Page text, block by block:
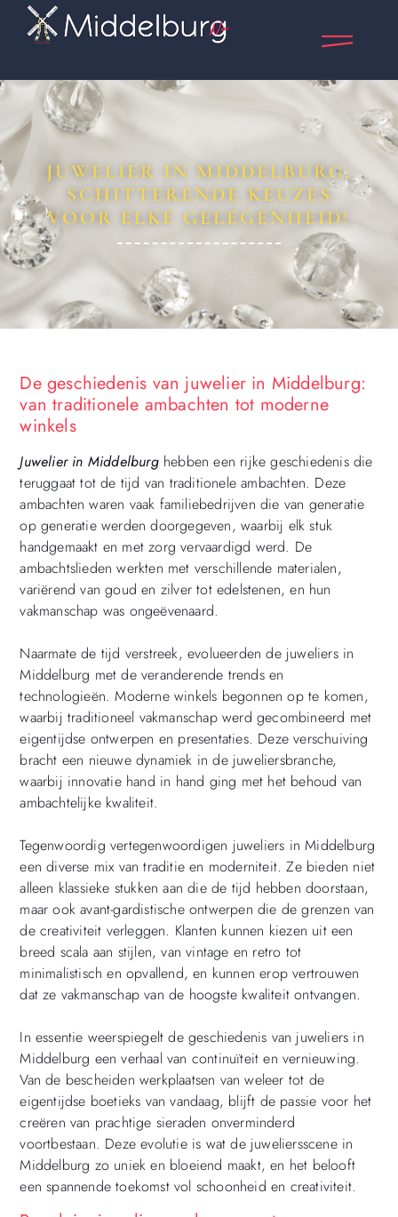
JUWELIER IN MIDDELBURG:
SCHITTERENDE KEUZES
VOOR ELKE GELEGENHEID!
De geschiedenis van juwelier in Middelburg:
van traditionele ambachten tot moderne
winkels
Juwelier in Middelburghebben een rijke geschiedenis die
teruggaat tot de tijd van traditionele ambachten. Deze
ambachten waren vaak familiebedrijven die van generatie
op generatie werden doorgegeven, waarbij elk stuk
handgemaakt en met zorg vervaardigd werd. De
ambachtslieden werkten met verschillende materialen,
variërend van goud en zilver tot edelstenen, en hun
vakmanschap was ongeëvenaard.
Naarmate de tijd verstreek, evolueerden de juweliers in
Middelburg met de veranderende trends en
technologieën. Moderne winkels begonnen op te komen,
waarbij traditioneel vakmanschap werd gecombineerd met
eigentijdse ontwerpen en presentaties. Deze verschuiving
bracht een nieuwe dynamiek in de juweliersbranche,
waarbij innovatie hand in hand ging met het behoud van
ambachtelijke kwaliteit.
Tegenwoordig vertegenwoordigen juweliers in Middelburg
een diverse mix van traditie en moderniteit. Ze bieden niet
alleen klassieke stukken aan die de tijd hebben doorstaan,
maar ook avant-gardistische ontwerpen die de grenzen van
de creativiteit verleggen. Klanten kunnen kiezen uit een
breed scala aan stijlen, van vintage en retro tot
minimalistisch en opvallend, en kunnen erop vertrouwen
dat ze vakmanschap van de hoogste kwaliteit ontvangen.
In essentie weerspiegelt de geschiedenis van juweliers in
Middelburg een verhaal van continuïteit en vernieuwing.
Van de bescheiden werkplaatsen van weleer tot de
eigentijdse boetieks van vandaag, blijft de passie voor het
creëren van prachtige sieraden onverminderd
voortbestaan. Deze evolutie is wat de juweliersscene in
Middelburg zo uniek en bloeiend maakt, en het belooft
een spannende toekomst vol schoonheid en creativiteit.